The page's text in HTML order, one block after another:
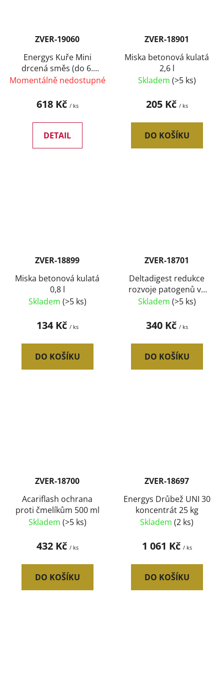
ZVER-19060
Energys Kuře Mini
drcená směs (do 6.
týdne) 25 kg
Momentálně nedostupné
618 Kč / ks
DETAIL
ZVER-18901
Miska betonová kulatá
2,6 l
Skladem (>5 ks)
205 Kč / ks
DO KOŠÍKU
ZVER-18899
Miska betonová kulatá
0,8 l
Skladem (>5 ks)
134 Kč / ks
DO KOŠÍKU
ZVER-18701
Deltadigest redukce
rozvoje patogenů ve
střevě 500 ml
Skladem (>5 ks)
340 Kč / ks
DO KOŠÍKU
ZVER-18700
Acariflash ochrana
proti čmelíkům 500 ml
Skladem (>5 ks)
432 Kč / ks
DO KOŠÍKU
ZVER-18697
Energys Drůbež UNI 30
koncentrát 25 kg
Skladem (2 ks)
1 061 Kč / ks
DO KOŠÍKU